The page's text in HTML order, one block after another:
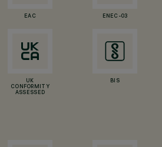
EAC ENEC-03
UK
CONFORMITY
ASSESSED
BIS